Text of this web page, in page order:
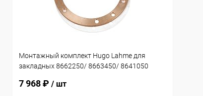
Монтажный комплект Hugo Lahme для
закладных 8662250/ 8663450/ 8641050
7 968 ₽ / шт